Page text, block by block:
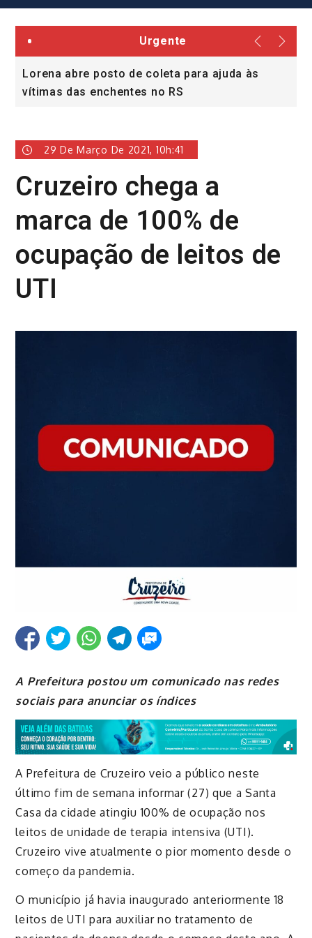
Urgente
Lorena abre posto de coleta para ajuda às
vítimas das enchentes no RS
29 De Março De 2021, 10h:41
Cruzeiro chega a
marca de 100% de
ocupação de leitos de
UTI
A Prefeitura postou um comunicado nas redes
sociais para anunciar os índices
A Prefeitura de Cruzeiro veio a público neste
último fim de semana informar (27) que a Santa
Casa da cidade atingiu 100% de ocupação nos
leitos de unidade de terapia intensiva (UTI).
Cruzeiro vive atualmente o pior momento desde o
começo da pandemia.
O município já havia inaugurado anteriormente 18
leitos de UTI para auxiliar no tratamento de